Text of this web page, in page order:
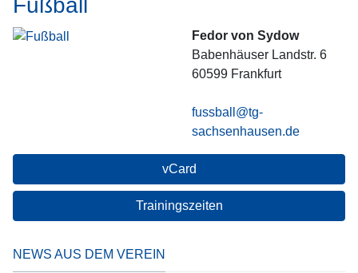
Fußball
Fedor von Sydow
Babenhäuser Landstr. 6
60599 Frankfurt
fussball@tg-
sachsenhausen.de
vCard
Trainingszeiten
NEWS AUS DEM VEREIN